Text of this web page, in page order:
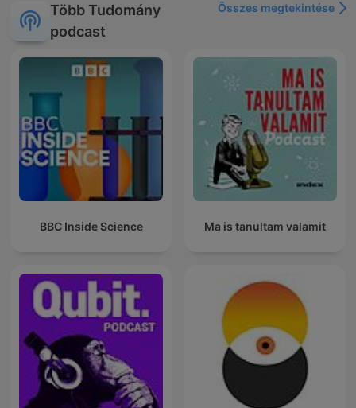
Több Tudomány
podcast
Összes megtekintése
BBC Inside Science Ma is tanultam valamit